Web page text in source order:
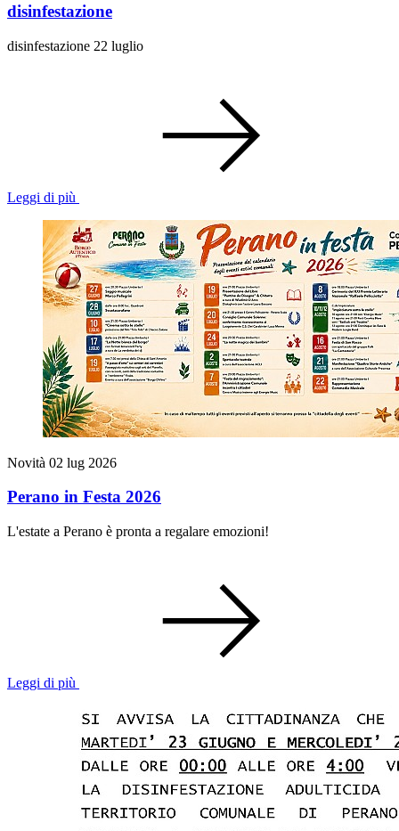
disinfestazione
disinfestazione 22 luglio
Leggi di più
Novità 02 lug 2026
Perano in Festa 2026
L'estate a Perano è pronta a regalare emozioni!
Leggi di più